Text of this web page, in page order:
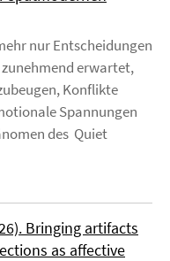
nur Entscheidungen
erwartet,
Konflikte
Spannungen
des Quiet
Bringing artifacts
as affective